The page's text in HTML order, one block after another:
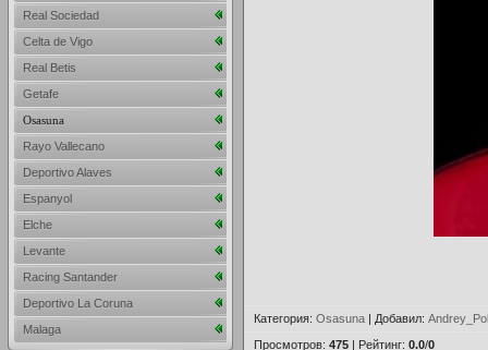
Категория: Osasuna | Добавил: Andrey_Pol
Просмотров: 475 | Рейтинг: 0.0/0
Real Sociedad
Celta de Vigo
Real Betis
Getafe
Osasuna
Rayo Vallecano
Deportivo Alaves
Espanyol
Elche
Levante
Racing Santander
Deportivo La Coruna
Malaga